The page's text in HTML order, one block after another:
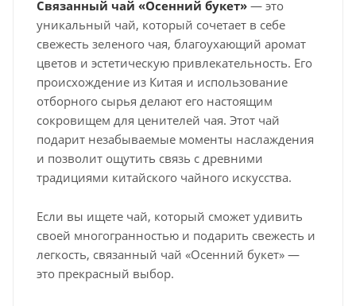
Связанный чай «Осенний букет» — это
уникальный чай, который сочетает в себе
свежесть зеленого чая, благоухающий аромат
цветов и эстетическую привлекательность. Его
происхождение из Китая и использование
отборного сырья делают его настоящим
сокровищем для ценителей чая. Этот чай
подарит незабываемые моменты наслаждения
и позволит ощутить связь с древними
традициями китайского чайного искусства.
Если вы ищете чай, который сможет удивить
своей многогранностью и подарить свежесть и
легкость, связанный чай «Осенний букет» —
это прекрасный выбор.